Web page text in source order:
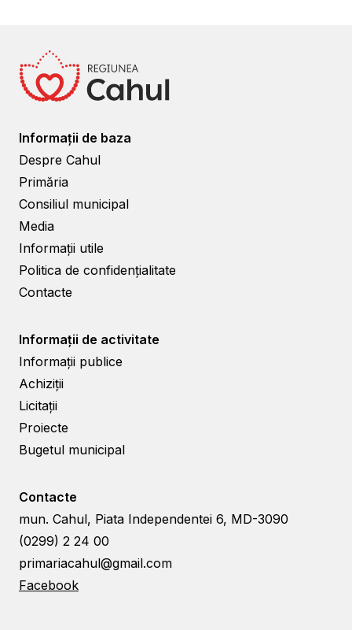
Informații de baza
Despre Cahul
Primăria
Consiliul municipal
Media
Informații utile
Politica de confidențialitate
Contacte
Informații de activitate
Informații publice
Achiziții
Licitații
Proiecte
Bugetul municipal
Contacte
mun. Cahul, Piata Independentei 6, MD-3090
(0299) 2 24 00
primariacahul@gmail.com
Facebook